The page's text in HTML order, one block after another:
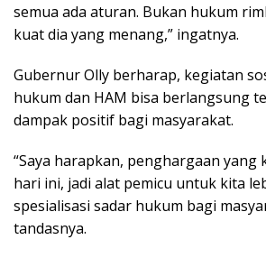
semua ada aturan. Bukan hukum
kuat dia yang menang,” ingatnya.
Gubernur Olly berharap, kegiatan
hukum dan HAM bisa berlangsung
dampak positif bagi masyarakat.
“Saya harapkan, penghargaan yang
hari ini, jadi alat pemicu untuk kita
spesialisasi sadar hukum bagi
tandasnya.